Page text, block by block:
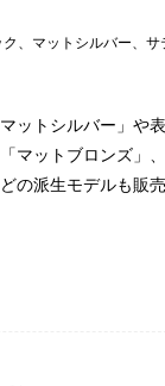
、マットシルバー、サ
ットシルバー」や
マットブロンズ」
の派生モデルも販